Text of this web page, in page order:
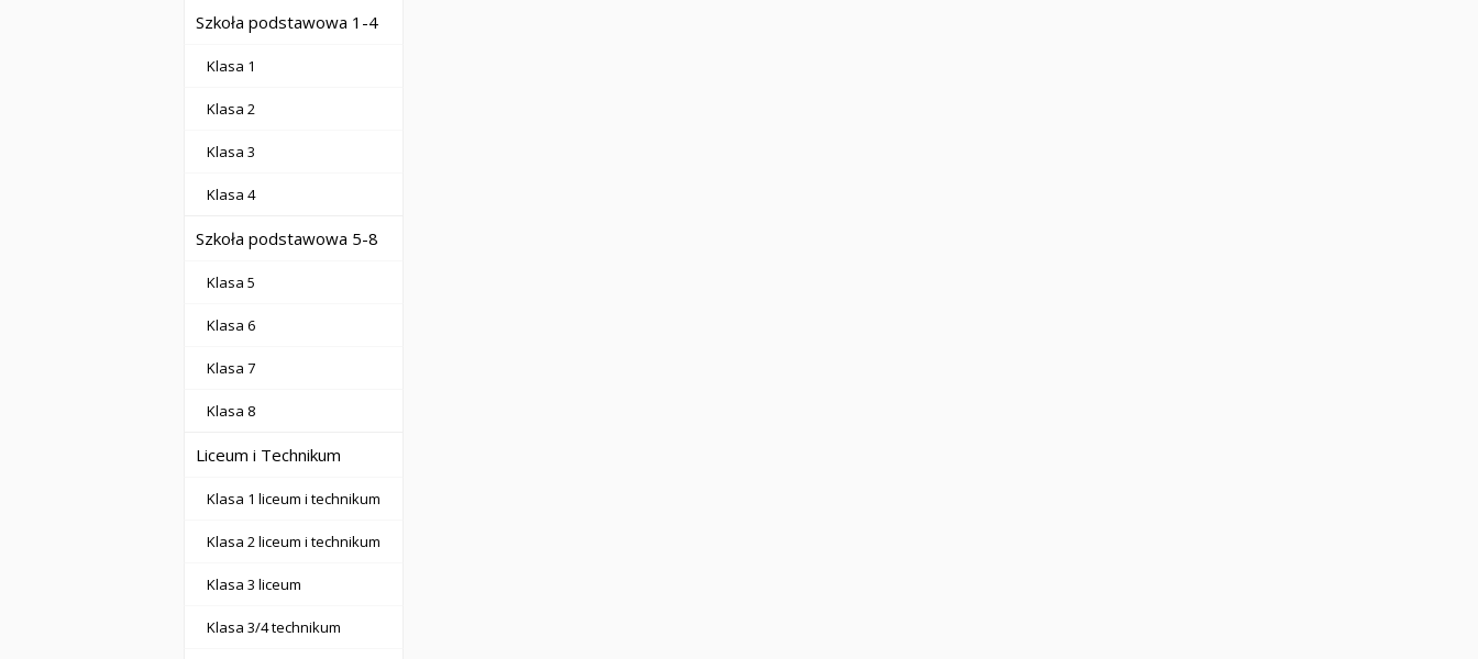
Szkoła podstawowa 1-4
Klasa 1
Klasa 2
Klasa 3
Klasa 4
Szkoła podstawowa 5-8
Klasa 5
Klasa 6
Klasa 7
Klasa 8
Liceum i Technikum
Klasa 1 liceum i technikum
Klasa 2 liceum i technikum
Klasa 3 liceum
Klasa 3/4 technikum